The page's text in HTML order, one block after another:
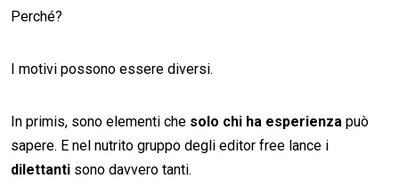
Perché?
I motivi possono essere diversi.
In primis, sono elementi che solo chi ha esperienza può
sapere. E nel nutrito gruppo degli editor free lance i
dilettanti sono davvero tanti.